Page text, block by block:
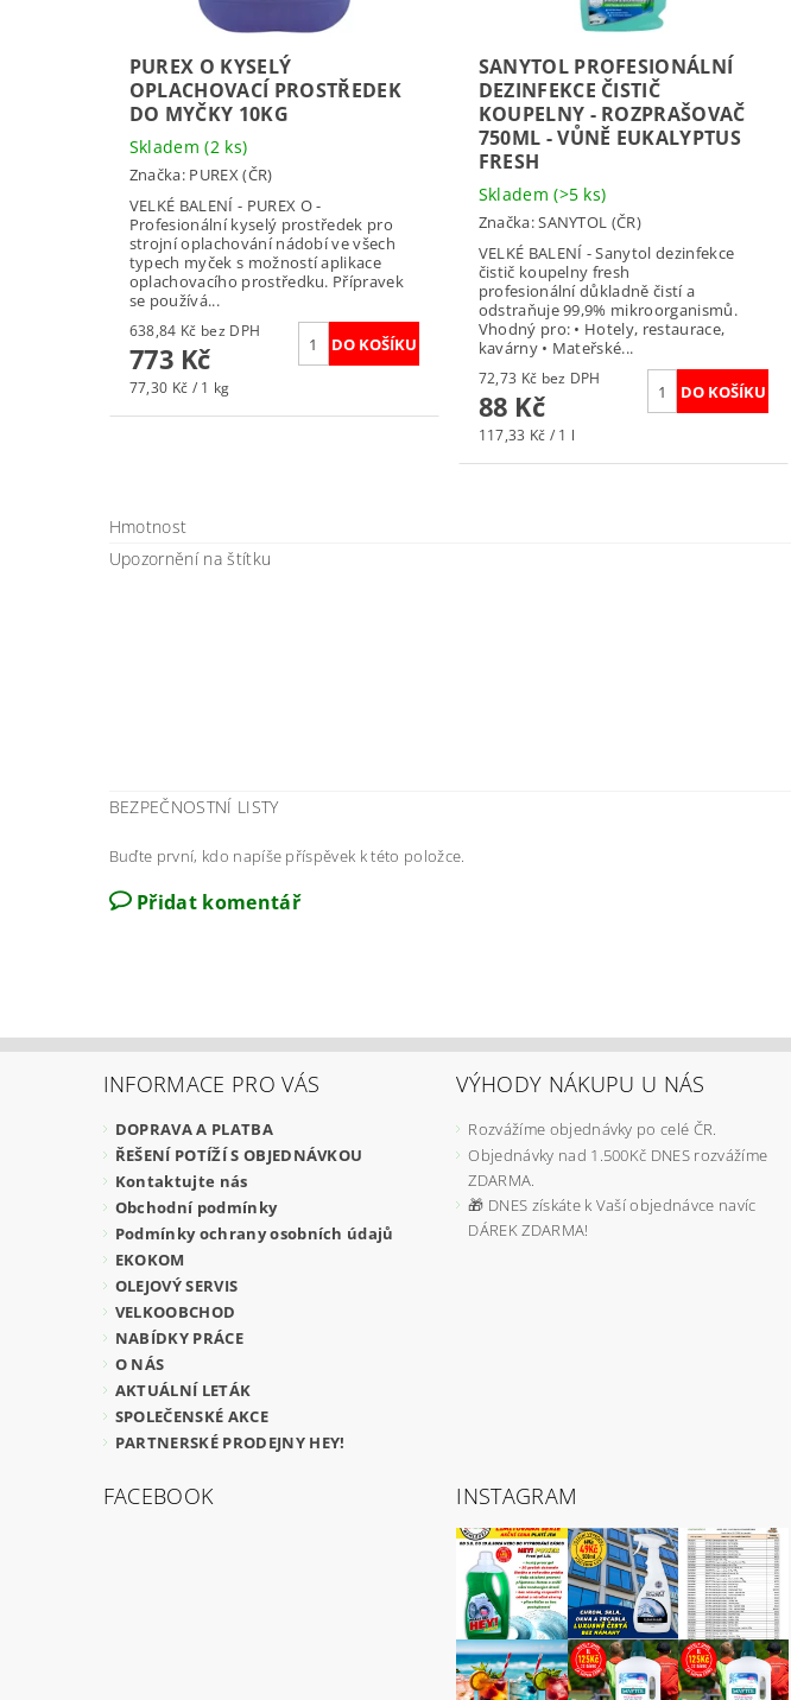
PUREX O KYSELÝ
OPLACHOVACÍ PROSTŘEDEK
DO MYČKY 10KG
Skladem(2 ks)
Značka: PUREX (ČR)
VELKÉ BALENÍ - PUREX O -
Profesionální kyselý prostředek pro
strojní oplachování nádobí ve všech
typech myček s možností aplikace
oplachovacího prostředku. Přípravek
se používá...
638,84 Kč bez DPH
773 Kč
77,30 Kč / 1 kg
SANYTOL PROFESIONÁLNÍ
DEZINFEKCE ČISTIČ
KOUPELNY - ROZPRAŠOVAČ
750ML - VŮNĚ EUKALYPTUS
FRESH
Skladem(>5 ks)
Značka:SANYTOL (ČR)
VELKÉ BALENÍ - Sanytol dezinfekce
čistič koupelny fresh
profesionální důkladně čistí a
odstraňuje 99,9% mikroorganismů.
Vhodný pro: • Hotely, restaurace,
kavárny • Mateřské...
72,73 Kč bez DPH
88 Kč
117,33 Kč / 1 l
Hmotnost
Upozornění na štítku
BEZPEČNOSTNÍ LISTY
Buďte první, kdo napíše příspěvek k této položce.
Přidat komentář
INFORMACE PRO VÁS
DOPRAVA A PLATBA
ŘEŠENÍ POTÍŽÍ S OBJEDNÁVKOU
Kontaktujte nás
Obchodní podmínky
Podmínky ochrany osobních údajů
EKOKOM
OLEJOVÝ SERVIS
VELKOOBCHOD
NABÍDKY PRÁCE
O NÁS
AKTUÁLNÍ LETÁK
SPOLEČENSKÉ AKCE
PARTNERSKÉ PRODEJNY HEY!
VÝHODY NÁKUPU U NÁS
Rozvážíme objednávky po celé ČR.
Objednávky nad 1.500Kč DNES rozvážíme
ZDARMA.
🎁 DNES získáte k Vaší objednávce navíc
DÁREK ZDARMA!
FACEBOOK INSTAGRAM